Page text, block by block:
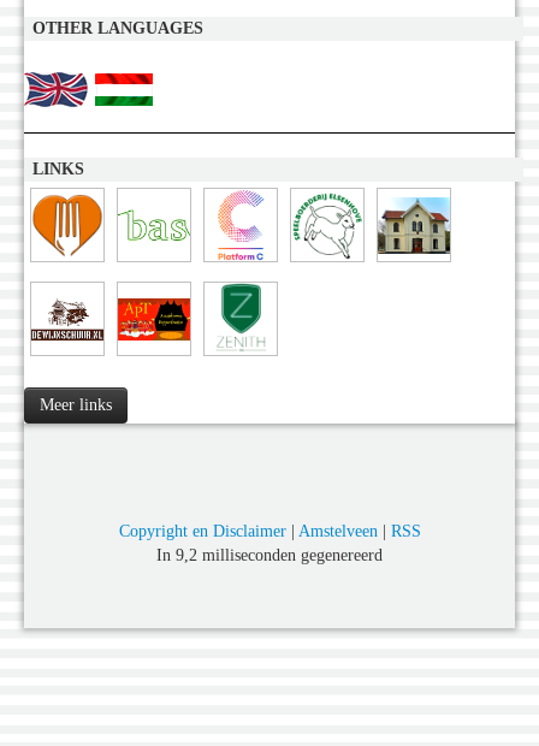
OTHER LANGUAGES
LINKS
Meer links
Copyright en Disclaimer| Amstelveen| RSS
In 9,2 milliseconden gegenereerd